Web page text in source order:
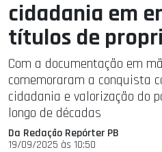
cidadania em
títulos de
Com a documentação em
comemoraram a conquista
cidadania e valorização do
longo de décadas
Da Redação Repórter PB
19/09/2025 às 10:50